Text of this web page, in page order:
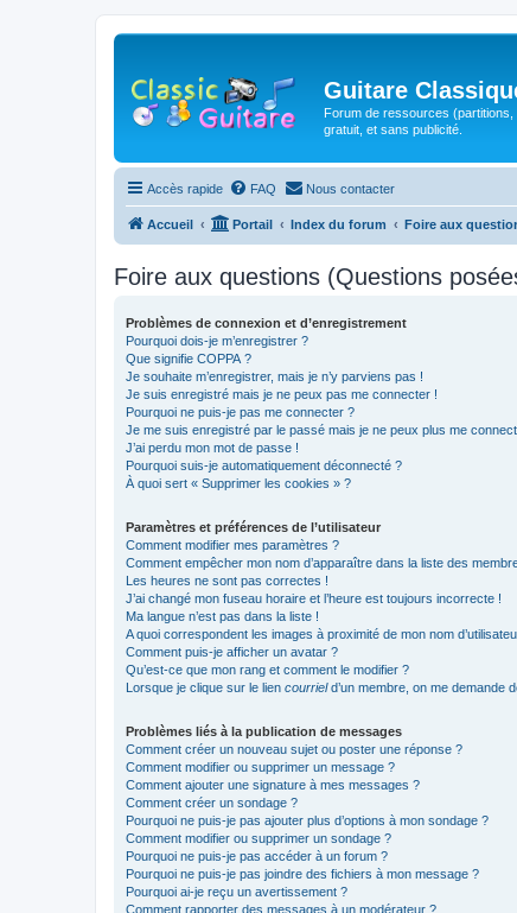
Guitare
Forum de ressources
gratuit, et sans publicité.
Accès rapide FAQ Nous contacter
Accueil Portail Index du forum Foire aux
Foire aux questions (Questions
Problèmes de connexion et d’enregistrement
Pourquoi dois-je m’enregistrer ?
Que signifie COPPA ?
Je souhaite m’enregistrer, mais je n’y parviens pas !
Je suis enregistré mais je ne peux pas me connecter !
Pourquoi ne puis-je pas me connecter ?
Je me suis enregistré par le passé mais je ne peux plus me
J’ai perdu mon mot de passe !
Pourquoi suis-je automatiquement déconnecté ?
À quoi sert « Supprimer les cookies » ?
Paramètres et préférences de l’utilisateur
Comment modifier mes paramètres ?
Comment empêcher mon nom d’apparaître dans la liste des
Les heures ne sont pas correctes !
J’ai changé mon fuseau horaire et l’heure est toujours incorrecte !
Ma langue n’est pas dans la liste !
A quoi correspondent les images à proximité de mon nom
Comment puis-je afficher un avatar ?
Qu’est-ce que mon rang et comment le modifier ?
Lorsque je clique sur le lien courrield’un membre, on me demande
Problèmes liés à la publication de messages
Comment créer un nouveau sujet ou poster une réponse ?
Comment modifier ou supprimer un message ?
Comment ajouter une signature à mes messages ?
Comment créer un sondage ?
Pourquoi ne puis-je pas ajouter plus d’options à mon sondage ?
Comment modifier ou supprimer un sondage ?
Pourquoi ne puis-je pas accéder à un forum ?
Pourquoi ne puis-je pas joindre des fichiers à mon message ?
Pourquoi ai-je reçu un avertissement ?
Comment rapporter des messages à un modérateur ?